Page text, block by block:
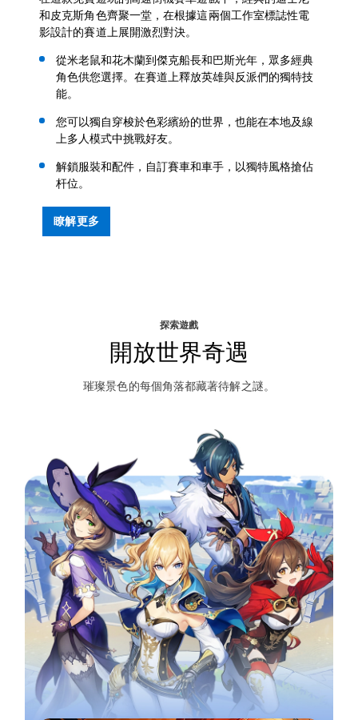
和皮克斯角色齊聚一堂，在根據這兩個工作室標誌性電
影設計的賽道上展開激烈對決。
從米老鼠和花木蘭到傑克船長和巴斯光年，眾多經典
角色供您選擇。在賽道上釋放英雄與反派們的獨特技
能。
您可以獨自穿梭於色彩繽紛的世界，也能在本地及線
上多人模式中挑戰好友。
解鎖服裝和配件，自訂賽車和車手，以獨特風格搶佔
杆位。
瞭解更多
探索遊戲
開放世界奇遇
璀璨景色的每個角落都藏著待解之謎。